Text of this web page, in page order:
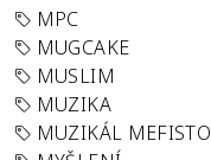
MPC
MUGCAKE
MUSLIM
MUZIKA
MUZIKÁL MEFISTO